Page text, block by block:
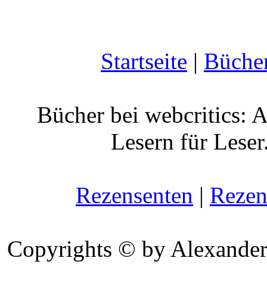
Startseite |
Bücher bei webcritics:
Lesern für
Rezensenten |
Copyrights © by